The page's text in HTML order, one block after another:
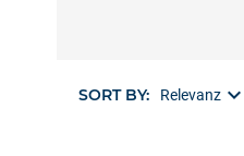
SORT BY: Relevanz keyboard_arrow_down